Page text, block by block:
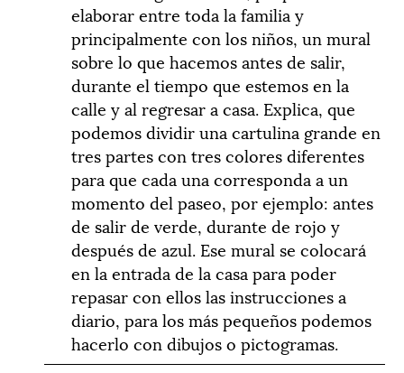
elaborar entre toda la familia y
principalmente con los niños, un mural
sobre lo que hacemos antes de salir,
durante el tiempo que estemos en la
calle y al regresar a casa. Explica, que
podemos dividir una cartulina grande en
tres partes con tres colores diferentes
para que cada una corresponda a un
momento del paseo, por ejemplo: antes
de salir de verde, durante de rojo y
después de azul. Ese mural se colocará
en la entrada de la casa para poder
repasar con ellos las instrucciones a
diario, para los más pequeños podemos
hacerlo con dibujos o pictogramas.